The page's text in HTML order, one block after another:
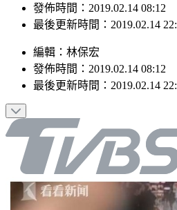
編輯：林保宏
發佈時間：2019.02.14 08:12
編輯：林保宏
發佈時間：2019.02.14 08:12